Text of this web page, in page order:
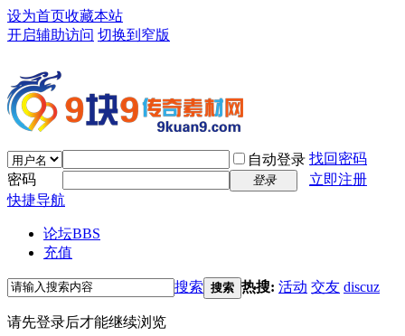
设为首页收藏本站
开启辅助访问 切换到窄版
自动登录 找回密码
密码
登录
立即注册
快捷导航
论坛BBS
充值
搜索 搜索 热搜: 活动 交友 discuz
请先登录后才能继续浏览